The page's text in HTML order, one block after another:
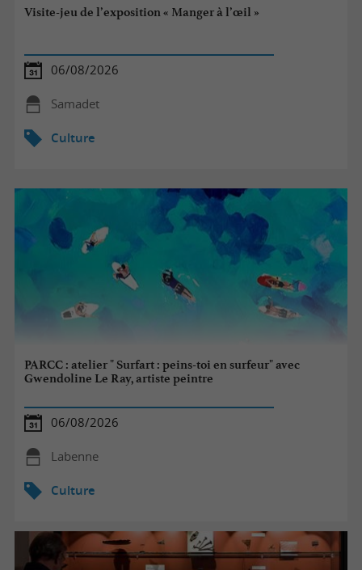
Visite-jeu de l’exposition « Manger à l’œil »
06/08/2026
Samadet
Culture
PARCC : atelier " Surfart : peins-toi en surfeur" avec
Gwendoline Le Ray, artiste peintre
06/08/2026
Labenne
Culture